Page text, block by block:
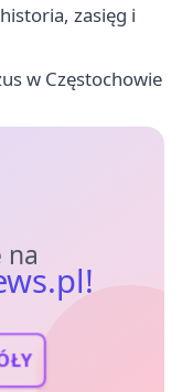
zasięg i
w Częstochowie
na